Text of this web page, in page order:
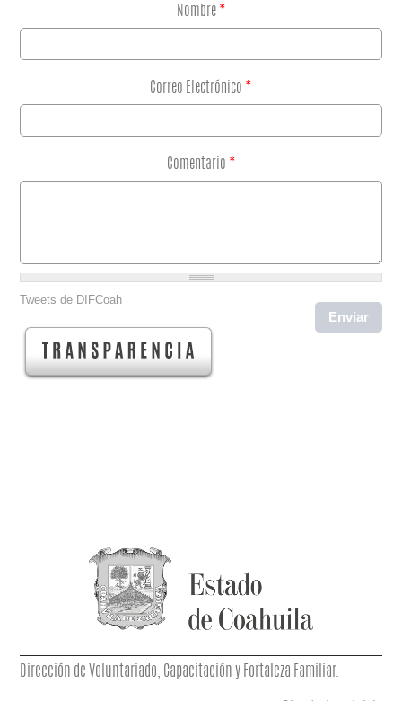
Nombre *
Correo Electrónico *
Comentario *
Tweets de DIFCoah
Dirección de Voluntariado, Capacitación y Fortaleza Familiar.